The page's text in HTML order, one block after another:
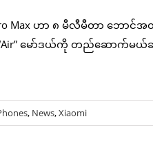
Pro Max ဟာ ၈ မီလီမီတာ ဘော
မော်ဒယ်ကို တည်ဆောက်မယ်ဆိုရ
, News,Xiaomi